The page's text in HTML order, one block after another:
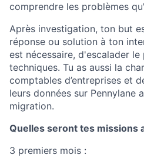
comprendre les problèmes
Après investigation, ton but
réponse ou solution à ton
est nécessaire, d'escalader
techniques. Tu as aussi la
comptables d’entreprises et
leurs données sur Pennylane
migration.
Quelles seront tes missions
3 premiers mois :